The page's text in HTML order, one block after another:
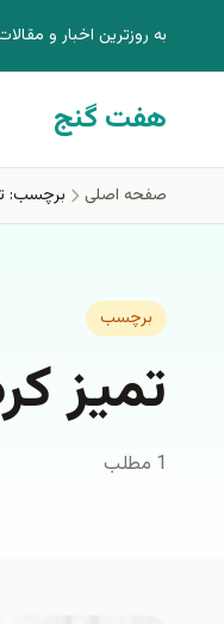
به روزترين اخبار و
هفت گنج
صفحه اصلی برچسب:
برچسب
تميز
1 مطلب